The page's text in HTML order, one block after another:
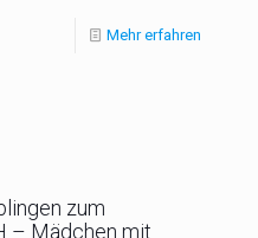
Mehr erfahren
zum
– Mädchen mit